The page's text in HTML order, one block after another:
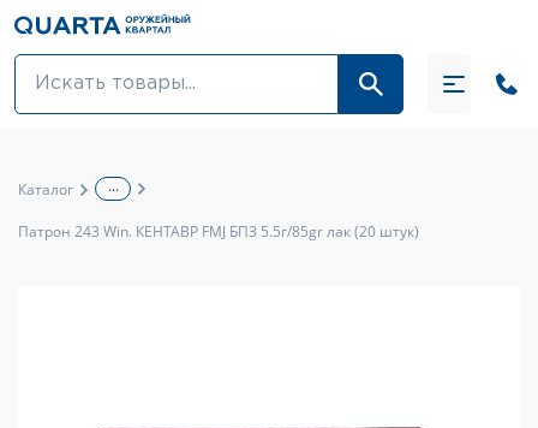
Оптовикам
Каталог ...
Патрон 243 Win. КЕНТАВР FMJ БПЗ 5.5г/85gr лак (20 штук)